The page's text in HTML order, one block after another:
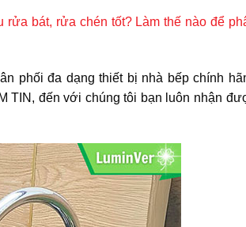
bát, rửa chén tốt? Làm thế nào để
phối đa dạng thiết bị nhà bếp chính
TIN, đến với chúng tôi bạn luôn nhận